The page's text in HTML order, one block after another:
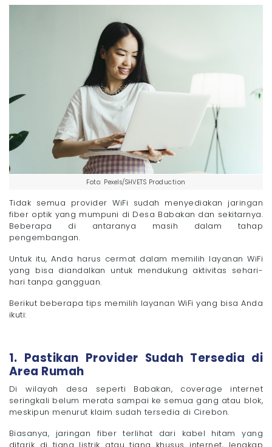
Foto: Pexels/SHVETS Production
Tidak semua provider WiFi sudah menyediakan jaringan
fiber optik yang mumpuni di Desa Babakan dan sekitarnya.
Beberapa di antaranya masih dalam tahap
pengembangan.
Untuk itu, Anda harus cermat dalam memilih layanan WiFi
yang bisa diandalkan untuk mendukung aktivitas sehari-
hari tanpa gangguan.
Berikut beberapa tips memilih layanan WiFi yang bisa Anda
ikuti:
1. Pastikan Provider Sudah Tersedia di
Area Rumah
Di wilayah desa seperti Babakan, coverage internet
seringkali belum merata sampai ke semua gang atau blok,
meskipun menurut klaim sudah tersedia di Cirebon.
Biasanya, jaringan fiber terlihat dari kabel hitam yang